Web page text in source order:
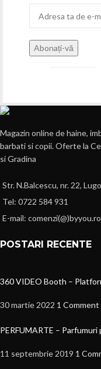
Magazin online de haine,
barbati si copii. Oferte la
si Gradina
Str. N.Balcescu, nr. 22,
Tel: 0722 584 931
E-mail: comenzi(@)byyou.ro
POSTARI RECENTE
360 VIDEO Booth –
30 martie 2022 1 Comment
PERFUMARTE –
11 septembrie 2019 1